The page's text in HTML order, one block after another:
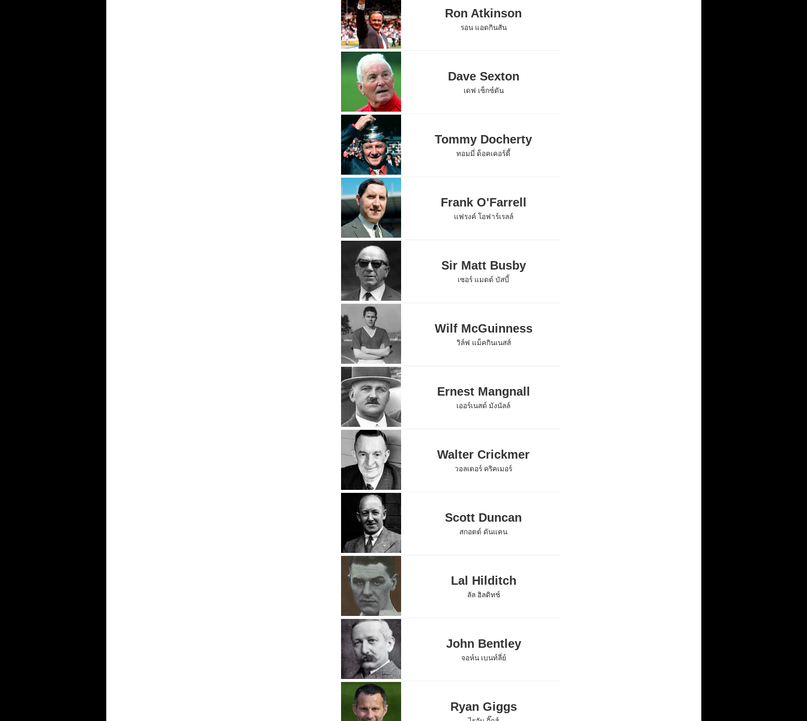
Ron Atkinson
รอน แอตกินสัน
Dave Sexton
เดฟ เซ็กซ์ตัน
Tommy Docherty
ทอมมี่ ด็อคเคอร์ตี้
Frank O'Farrell
แฟรงค์ โอฟาร์เรลล์
Sir Matt Busby
เซอร์ แมตต์ บัสบี้
Wilf McGuinness
วิล์ฟ แม็คกินเนสส์
Ernest Mangnall
เออร์เนสต์ มังนัลล์
Walter Crickmer
วอลเตอร์ คริคเมอร์
Scott Duncan
สกอตต์ ดันแคน
Lal Hilditch
ลัล ฮิลดิทช์
John Bentley
จอห์น เบนท์ลี่ย์
Ryan Giggs